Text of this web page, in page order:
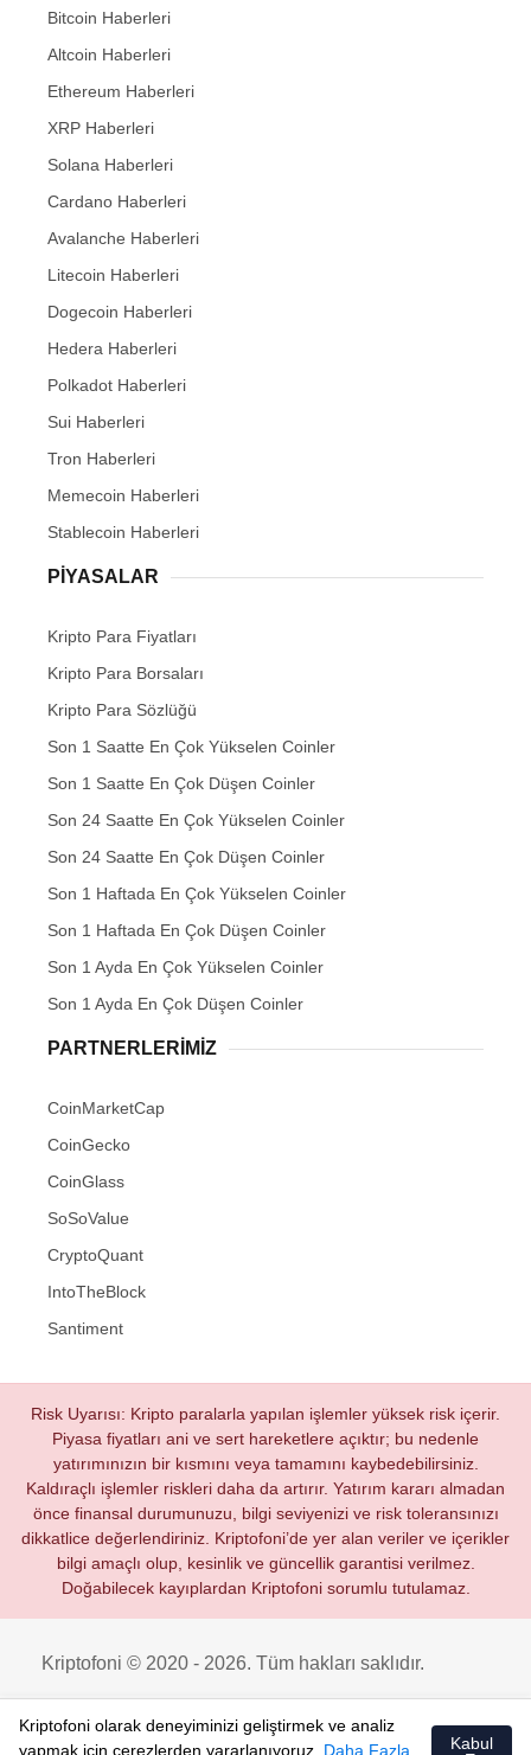
Bitcoin Haberleri
Altcoin Haberleri
Ethereum Haberleri
XRP Haberleri
Solana Haberleri
Cardano Haberleri
Avalanche Haberleri
Litecoin Haberleri
Dogecoin Haberleri
Hedera Haberleri
Polkadot Haberleri
Sui Haberleri
Tron Haberleri
Memecoin Haberleri
Stablecoin Haberleri
PIYASALAR
Kripto Para Fiyatları
Kripto Para Borsaları
Kripto Para Sözlüğü
Son 1 Saatte En Çok Yükselen Coinler
Son 1 Saatte En Çok Düşen Coinler
Son 24 Saatte En Çok Yükselen Coinler
Son 24 Saatte En Çok Düşen Coinler
Son 1 Haftada En Çok Yükselen Coinler
Son 1 Haftada En Çok Düşen Coinler
Son 1 Ayda En Çok Yükselen Coinler
Son 1 Ayda En Çok Düşen Coinler
PARTNERLERIMIZ
CoinMarketCap
CoinGecko
CoinGlass
SoSoValue
CryptoQuant
IntoTheBlock
Santiment
Risk Uyarısı: Kripto paralarla yapılan işlemler yüksek risk içerir.
Piyasa fiyatları ani ve sert hareketlere açıktır; bu nedenle
yatırımınızın bir kısmını veya tamamını kaybedebilirsiniz.
Kaldıraçlı işlemler riskleri daha da artırır. Yatırım kararı almadan
önce finansal durumunuzu, bilgi seviyenizi ve risk toleransınızı
dikkatlice değerlendiriniz. Kriptofoni’de yer alan veriler ve içerikler
bilgi amaçlı olup, kesinlik ve güncellik garantisi verilmez.
Doğabilecek kayıplardan Kriptofoni sorumlu tutulamaz.
Kriptofoni © 2020 - 2026. Tüm hakları saklıdır.
Kriptofoni olarak deneyiminizi geliştirmek ve analiz
yapmak için çerezlerden yararlanıyoruz. Daha Fazla
Kabul